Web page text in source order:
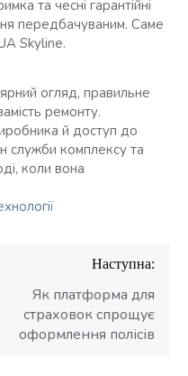
та чесні гарантійні
передбачуваним. Саме
Skyline.
огляд, правильне
ремонту.
й доступ до
служби комплексу та
коли вона
Наступна:
Як платформа для
страховок спрощує
оформлення полісів